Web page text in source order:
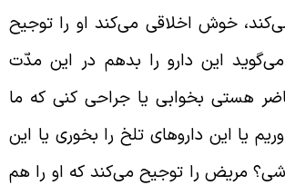
خوش اخلاقی می‌کند او را توجیح
این دارو را بدهم در این مدّت
بخوابی یا جراحی کنی که ما
یا این داروهای تلخ را بخوری یا این
مریض را توجیح می‌کند که او را هم